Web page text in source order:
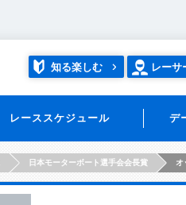
知る楽しむ レーサ
レーススケジュール デ
日本モーターボート選手会会長賞 オ